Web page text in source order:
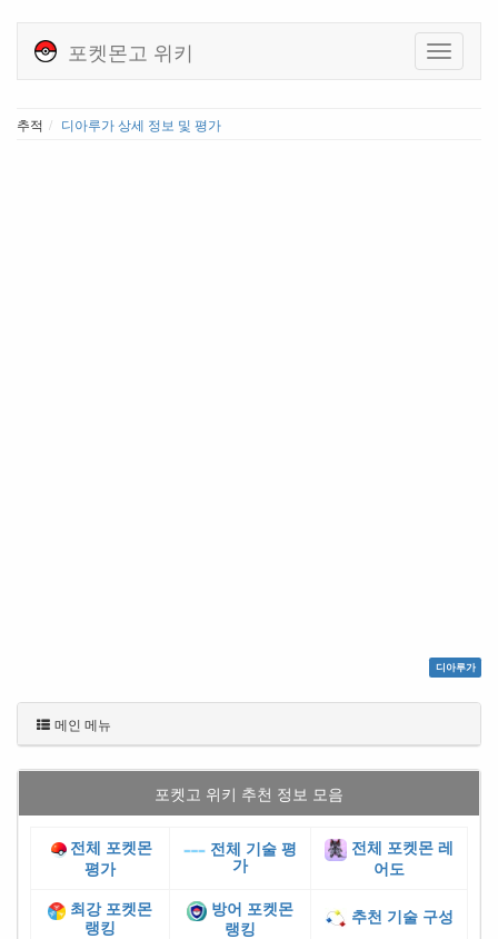
포켓몬고 위키
추적 디아루가 상세 정보 및 평가
디아루가
메인 메뉴
포켓고 위키 추천 정보 모음
전체 포켓몬
평가
전체 기술 평
가
전체 포켓몬 레
어도
최강 포켓몬
랭킹
방어 포켓몬
랭킹
추천 기술 구성